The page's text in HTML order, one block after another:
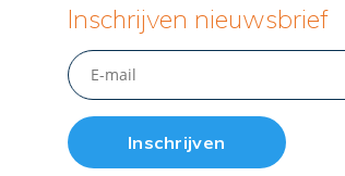
Inschrijven nieuwsbrief